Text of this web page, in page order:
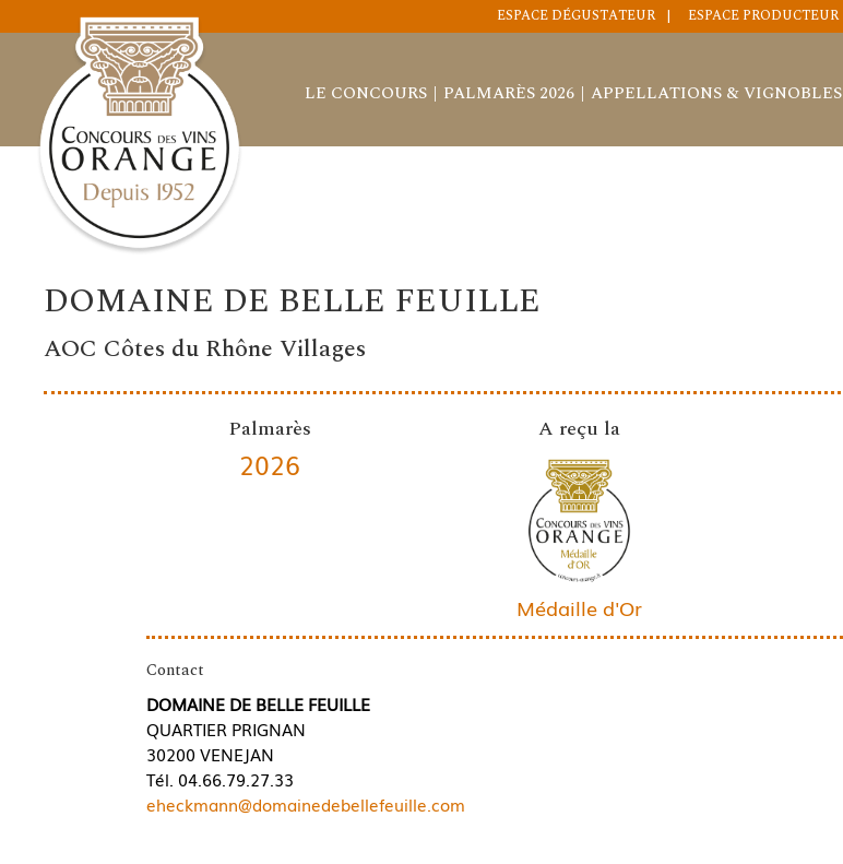
ESPACE DÉGUSTATEUR ESPACE PRODUCTEUR
LE CONCOURS PALMARÈS 2026 APPELLATIONS & VIGNOBLES
DOMAINE DE BELLE FEUILLE
AOC Côtes du Rhône Villages
Palmarès
2026
A reçu la
Médaille d'Or
Contact
DOMAINE DE BELLE FEUILLE
QUARTIER PRIGNAN
30200 VENEJAN
Tél. 04.66.79.27.33
eheckmann@domainedebellefeuille.com